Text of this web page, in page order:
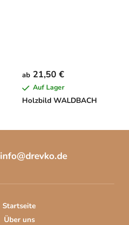
Holzbild WALDBACH
ab 21,50 €
Auf Lager
info@drevko.de
Startseite
Über uns